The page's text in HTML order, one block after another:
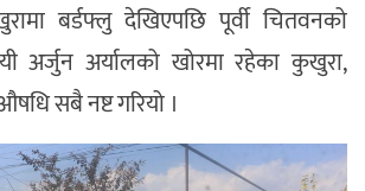
बर्डफ्लु देखिएपछि पूर्वी चितवनको
अर्जुन अर्यालको खोरमा रहेका कुखुरा,
सबै नष्ट गरियो ।